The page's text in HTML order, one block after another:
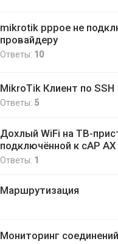
mikrotik pppoe не
провайдеру
Ответы: 10
MikroTik Клиент по SSH
Ответы: 5
Дохлый WiFi на ТВ-
подключённой к cAP AX
Ответы: 1
Маршрутизация
Мониторинг соединений